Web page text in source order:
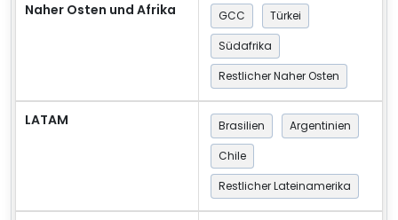
Naher Osten und Afrika GCC
Türkei
Südafrika
Restlicher Naher Osten
LATAM Brasilien
Argentinien
Chile
Restlicher Lateinamerika